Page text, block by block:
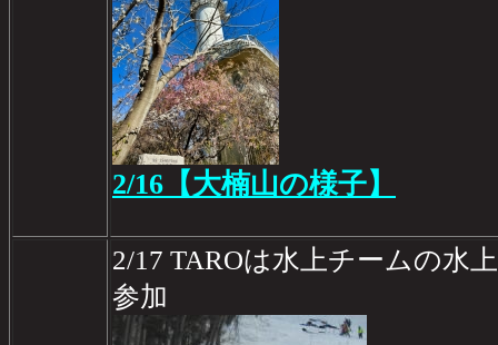
2/16【大楠山の様子】
2/17 TAROは水上チームの水
参加